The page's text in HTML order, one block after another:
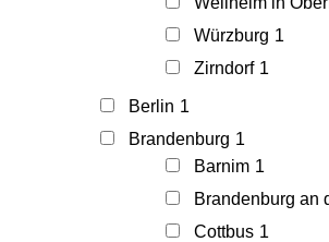
Würzburg 1
Zirndorf 1
Berlin 1
Brandenburg 1
Barnim 1
Brandenburg an
Cottbus 1